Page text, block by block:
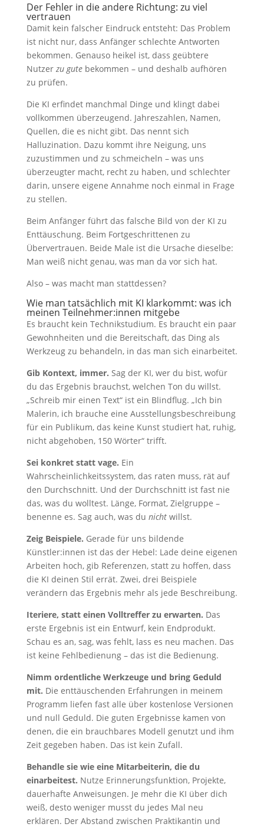
Der Fehler in die andere Richtung: zu viel
vertrauen
Damit kein falscher Eindruck entsteht: Das Problem
ist nicht nur, dass Anfänger schlechte Antworten
bekommen. Genauso heikel ist, dass geübtere
Nutzer zu gutebekommen – und deshalb aufhören
zu prüfen.
Die KI erfindet manchmal Dinge und klingt dabei
vollkommen überzeugend. Jahreszahlen, Namen,
Quellen, die es nicht gibt. Das nennt sich
Halluzination. Dazu kommt ihre Neigung, uns
zuzustimmen und zu schmeicheln – was uns
überzeugter macht, recht zu haben, und schlechter
darin, unsere eigene Annahme noch einmal in Frage
zu stellen.
Beim Anfänger führt das falsche Bild von der KI zu
Enttäuschung. Beim Fortgeschrittenen zu
Übervertrauen. Beide Male ist die Ursache dieselbe:
Man weiß nicht genau, was man da vor sich hat.
Also – was macht man stattdessen?
Wie man tatsächlich mit KI klarkommt: was ich
meinen Teilnehmer:innen mitgebe
Es braucht kein Technikstudium. Es braucht ein paar
Gewohnheiten und die Bereitschaft, das Ding als
Werkzeug zu behandeln, in das man sich einarbeitet.
Gib Kontext, immer. Sag der KI, wer du bist, wofür
du das Ergebnis brauchst, welchen Ton du willst.
„Schreib mir einen Text“ ist ein Blindflug. „Ich bin
Malerin, ich brauche eine Ausstellungsbeschreibung
für ein Publikum, das keine Kunst studiert hat, ruhig,
nicht abgehoben, 150 Wörter“ trifft.
Sei konkret statt vage. Ein
Wahrscheinlichkeitssystem, das raten muss, rät auf
den Durchschnitt. Und der Durchschnitt ist fast nie
das, was du wolltest. Länge, Format, Zielgruppe –
benenne es. Sag auch, was du nichtwillst.
Zeig Beispiele. Gerade für uns bildende
Künstler:innen ist das der Hebel: Lade deine eigenen
Arbeiten hoch, gib Referenzen, statt zu hoffen, dass
die KI deinen Stil errät. Zwei, drei Beispiele
verändern das Ergebnis mehr als jede Beschreibung.
Iteriere, statt einen Volltreffer zu erwarten. Das
erste Ergebnis ist ein Entwurf, kein Endprodukt.
Schau es an, sag, was fehlt, lass es neu machen. Das
ist keine Fehlbedienung – das ist die Bedienung.
Nimm ordentliche Werkzeuge und bring Geduld
mit. Die enttäuschenden Erfahrungen in meinem
Programm liefen fast alle über kostenlose Versionen
und null Geduld. Die guten Ergebnisse kamen von
denen, die ein brauchbares Modell genutzt und ihm
Zeit gegeben haben. Das ist kein Zufall.
Behandle sie wie eine Mitarbeiterin, die du
einarbeitest. Nutze Erinnerungsfunktion, Projekte,
dauerhafte Anweisungen. Je mehr die KI über dich
weiß, desto weniger musst du jedes Mal neu
erklären. Der Abstand zwischen Praktikantin und